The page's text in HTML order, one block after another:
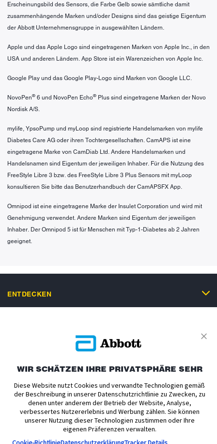
Erscheinungsbild des Sensors, die Farbe Gelb sowie sämtliche damit
zusammenhängende Marken und/oder Designs sind das geistige Eigentum
der Abbott Unternehmensgruppe in ausgewählten Ländern.
Apple und das Apple Logo sind eingetragenen Marken von Apple Inc., in den
USA und anderen Ländern. App Store ist ein Warenzeichen von Apple Inc.
Google Play und das Google Play-Logo sind Marken von Google LLC.
NovoPen® 6 und NovoPen Echo® Plus sind eingetragene Marken der Novo
Nordisk A/S.
mylife, YpsoPump und myLoop sind registrierte Handelsmarken von mylife
Diabetes Care AG oder ihren Tochtergesellschaften. CamAPS ist eine
eingetragene Marke von CamDiab Ltd. Andere Handelsmarken und
Handelsnamen sind Eigentum der jeweiligen Inhaber. Für die Nutzung des
FreeStyle Libre 3 bzw. des FreeStyle Libre 3 Plus Sensors mit myLoop
konsultieren Sie bitte das Benutzerhandbuch der CamAPSFX App.
Omnipod ist eine eingetragene Marke der Insulet Corporation und wird mit
Genehmigung verwendet. Andere Marken sind Eigentum der jeweiligen
Inhaber. Der Omnipod 5 ist für Menschen mit Typ-1-Diabetes ab 2 Jahren
geeignet.
ENTDECKEN
GRATISMUSTER
WIR SCHÄTZEN IHRE PRIVATSPHÄRE SEHR
Diese Website nutzt Cookies und verwandte Technologien gemäß
der Beschreibung in unserer Datenschutzrichtlinie zu Zwecken, zu
denen unter anderem der Betrieb der Website, Analyse,
verbessertes Nutzererlebnis und Werbung zählen. Sie können
unserer Nutzung dieser Technologien zustimmen oder Ihre
eigenen Präferenzen verwalten.